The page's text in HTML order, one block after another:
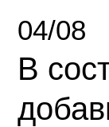
04/08
В